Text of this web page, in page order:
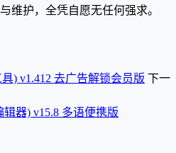
维护，全凭自愿无任何强求。
) v1.412 去广告解锁会员版 下一
辑器) v15.8 多语便携版